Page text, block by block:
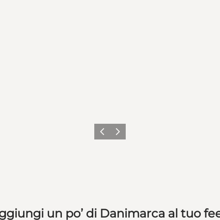
Precedente
Avanti
un po’ di Danimarca al tuo